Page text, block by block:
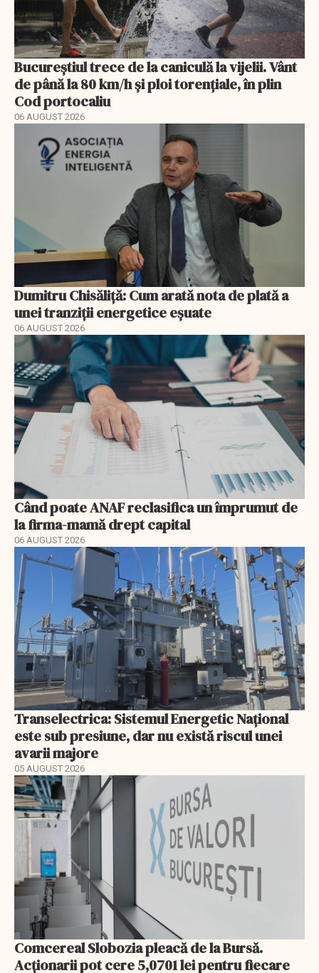
Bucureștiul trece de la caniculă la vijelii. Vânt
de până la 80 km/h și ploi torențiale, în plin
Cod portocaliu
06 AUGUST 2026
Dumitru Chisăliță: Cum arată nota de plată a
unei tranziții energetice eșuate
06 AUGUST 2026
Când poate ANAF reclasifica un împrumut de
la firma-mamă drept capital
06 AUGUST 2026
Transelectrica: Sistemul Energetic Național
este sub presiune, dar nu există riscul unei
avarii majore
05 AUGUST 2026
Comcereal Slobozia pleacă de la Bursă.
Acționarii pot cere 5,0701 lei pentru fiecare